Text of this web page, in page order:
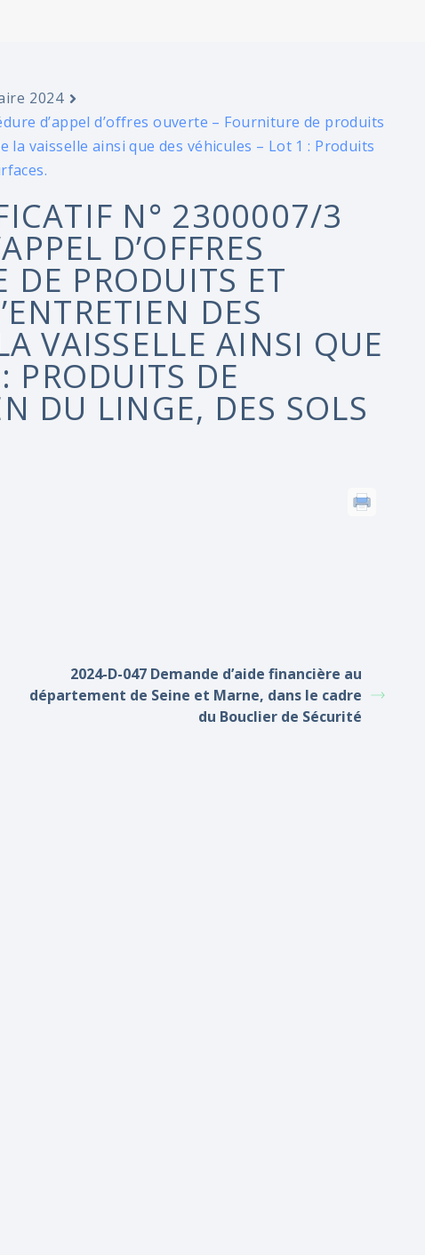
2024
d’appel d’offres ouverte – Fourniture de produits
vaisselle ainsi que des véhicules – Lot 1 : Produits
N° 2300007/3
D’OFFRES
DE PRODUITS ET
DES
VAISSELLE AINSI QUE
PRODUITS DE
DU LINGE, DES SOLS
2024-D-047 Demande d’aide financière au
département de Seine et Marne, dans le cadre
du Bouclier de Sécurité